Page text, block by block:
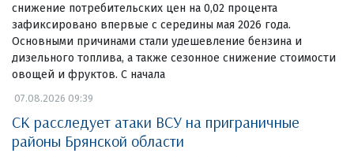
снижение потребительских цен на 0,02 процента
зафиксировано впервые с середины мая 2026 года.
Основными причинами стали удешевление бензина и
дизельного топлива, а также сезонное снижение стоимости
овощей и фруктов. С начала
07.08.2026 09:39
СК расследует атаки ВСУ на приграничные
районы Брянской области